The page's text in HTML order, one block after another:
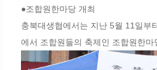
●조합원한마당 개최
충북대생협에서는 지난 5월 11일부
에서 조합원들의 축제인 조합원한